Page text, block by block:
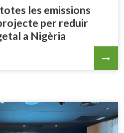
les emissions
per reduir
a Nigèria